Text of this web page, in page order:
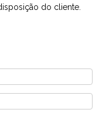
do cliente.